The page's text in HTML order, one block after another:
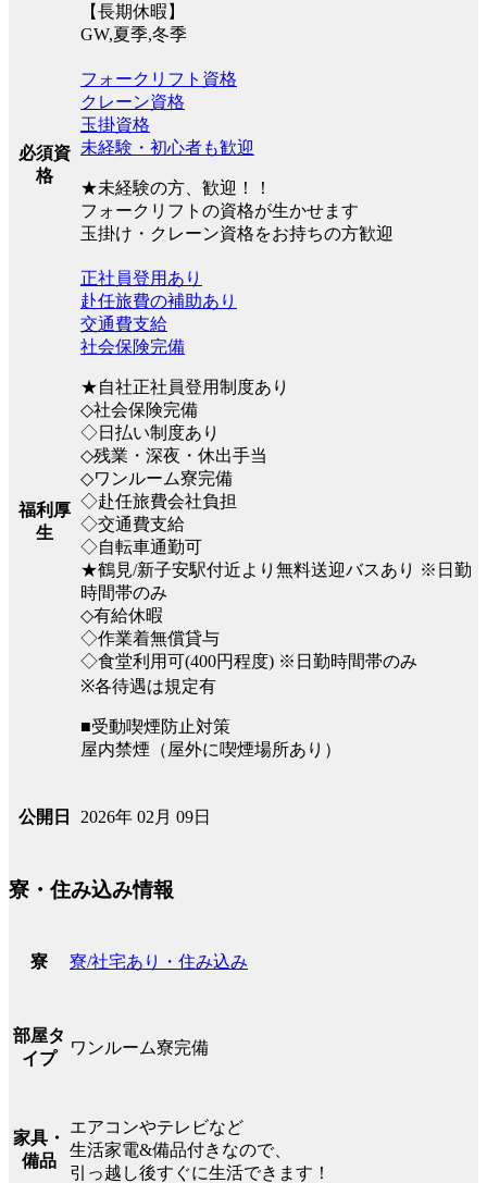
【長期休暇】
GW,夏季,冬季
必須資
格
フォークリフト資格
クレーン資格
玉掛資格
未経験・初心者も歓迎
★未経験の方、歓迎！！
フォークリフトの資格が生かせます
玉掛け・クレーン資格をお持ちの方歓迎
福利厚
生
正社員登用あり
赴任旅費の補助あり
交通費支給
社会保険完備
★自社正社員登用制度あり
◇社会保険完備
◇日払い制度あり
◇残業・深夜・休出手当
◇ワンルーム寮完備
◇赴任旅費会社負担
◇交通費支給
◇自転車通勤可
★鶴見/新子安駅付近より無料送迎バスあり ※日勤
時間帯のみ
◇有給休暇
◇作業着無償貸与
◇食堂利用可(400円程度) ※日勤時間帯のみ
※各待遇は規定有
■受動喫煙防止対策
屋内禁煙（屋外に喫煙場所あり）
公開日 2026年 02月 09日
寮・住み込み情報
寮 寮/社宅あり・住み込み
部屋タ
イプ
ワンルーム寮完備
家具・
備品
エアコンやテレビなど
生活家電&備品付きなので、
引っ越し後すぐに生活できます！